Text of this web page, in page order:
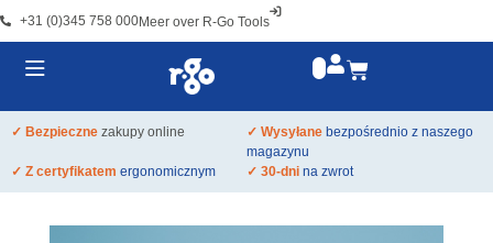
+31 (0)345 758 000Meer over R-Go Tools
✓ Bezpieczne zakupy online ✓ Wysyłane bezpośrednio z naszego
magazynu
✓ Z certyfikatem ergonomicznym ✓ 30-dni na zwrot